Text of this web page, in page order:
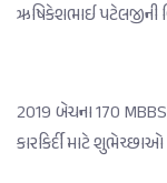
ઋષિકેશભાઈ પટેલજીની
2019 બેચના 170 MBBS
કારકિર્દી માટે